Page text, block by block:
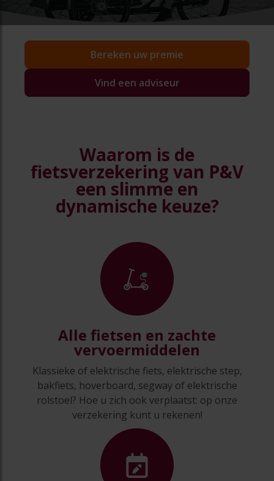
Bereken uw premie
Vind een adviseur
Waarom is de
fietsverzekering van P&V
een slimme en
dynamische keuze?
Alle fietsen en zachte
vervoermiddelen
Klassieke of elektrische fiets, elektrische step,
bakfiets, hoverboard, segway of elektrische
rolstoel? Hoe u zich ook verplaatst: op onze
verzekering kunt u rekenen!